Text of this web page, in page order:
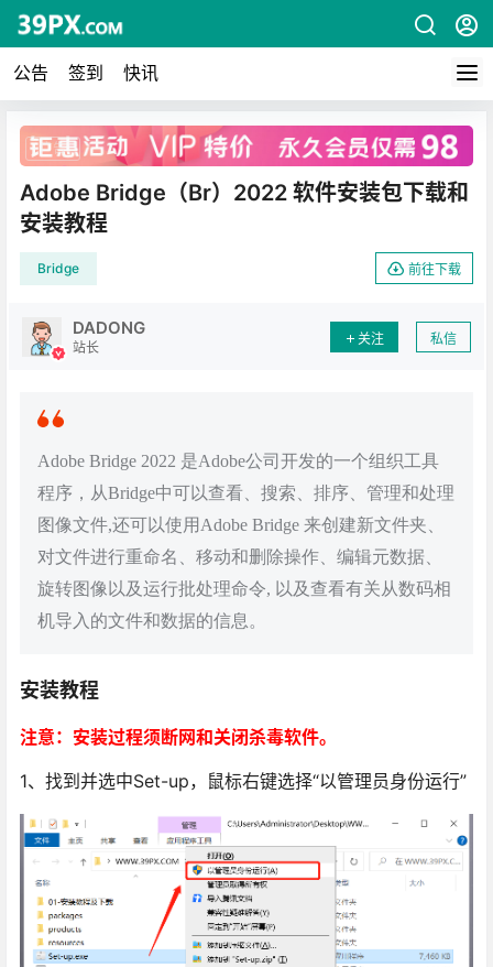
公告 签到 快讯
广告
Adobe Bridge（Br）2022 软件安装包下载和
安装教程
Bridge 前往下载
DADONG
站长
关注 私信
Adobe Bridge 2022 是Adobe公司开发的一个组织工具
程序，从Bridge中可以查看、搜索、排序、管理和处理
图像文件,还可以使用Adobe Bridge 来创建新文件夹、
对文件进行重命名、移动和删除操作、编辑元数据、
旋转图像以及运行批处理命令, 以及查看有关从数码相
机导入的文件和数据的信息。
安装教程
注意：安装过程须断网和关闭杀毒软件。
1、找到并选中Set-up，鼠标右键选择“以管理员身份运行”